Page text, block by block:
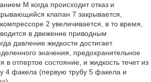
М когда происходит отказ и
клапан 7 закрывается,
2 увеличивается, в то время,
в движение приводным
давление жидкости достигает
значения, предохранительное
в отпертое состояние, и жидкость течет из
4 факела (первую трубу 5 факела и